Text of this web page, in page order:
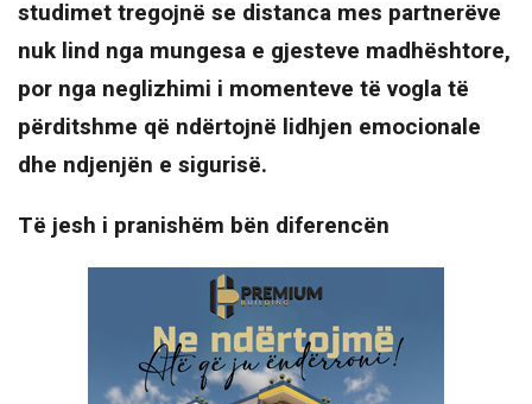
studimet tregojnë se distanca mes partnerëve
nuk lind nga mungesa e gjesteve madhështore,
por nga neglizhimi i momenteve të vogla të
përditshme që ndërtojnë lidhjen emocionale
dhe ndjenjën e sigurisë.
Të jesh i pranishëm bën diferencën